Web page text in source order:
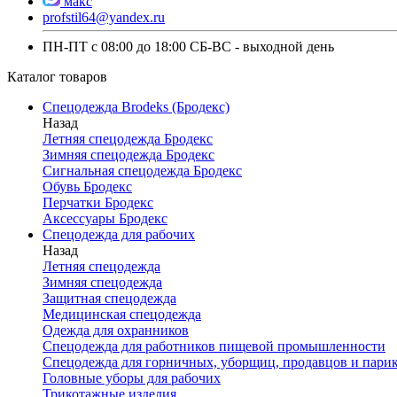
profstil64@yandex.ru
ПН-ПТ с 08:00 до 18:00 СБ-ВС - выходной день
Каталог товаров
Спецодежда Brodeks (Бродекс)
Назад
Летняя спецодежда Бродекс
Зимняя спецодежда Бродекс
Сигнальная спецодежда Бродекс
Обувь Бродекс
Перчатки Бродекс
Аксессуары Бродекс
Спецодежда для рабочих
Назад
Летняя спецодежда
Зимняя спецодежда
Защитная спецодежда
Медицинская спецодежда
Одежда для охранников
Спецодежда для работников пищевой промышленности
Спецодежда для горничных, уборщиц, продавцов и
Головные уборы для рабочих
Трикотажные изделия